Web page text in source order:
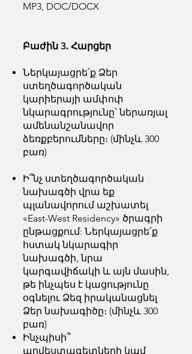
MP3, DOC/DOCX
Բաժին 3․ Հարցեր
Ներկայացրե՛ք Ձեր
ստեղծագործական
կարիերայի ամփոփ
նկարագրությունը՝ ներառյալ
ամենանշանավոր
ձեռքբերումները։ (մինչև 300
բառ)
Ի՞նչ ստեղծագործական
նախագծի վրա եք
պլանավորում աշխատել
«East-West Residency» ծրագրի
ընթացքում: Ներկայացրե՛ք
հստակ նկարագիր
նախագծի, նրա
կարգավիճակի և այն մասին,
թե ինչպես է կացությունը
օգնելու Ձեզ իրականացնել
Ձեր նախագիծը։ (մինչև 300
բառ)
Ինչպիսի՞
արվեստագետների կամ